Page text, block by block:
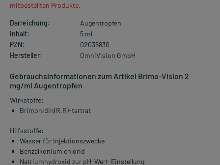
mitbestellten Produkte.
Darreichung:
Augentropfen
Inhalt:
5 ml
PZN:
02035830
Hersteller:
OmniVision GmbH
Gebrauchsinformationen zum Artikel Brimo-Vision 2
mg/ml Augentropfen
Wirkstoffe:
Brimonidin(R,R)-tartrat
Hilfsstoffe:
Wasser für Injektionszwecke
Benzalkonium chlorid
Natriumhydroxid zur pH-Wert-Einstellung